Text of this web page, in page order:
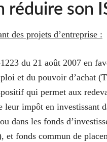
réduire son
des projets d’entreprise :
du 21 août 2007 en
et du pouvoir d’achat (
qui permet aux
leur impôt en investissant
dans les fonds
et fonds commun de